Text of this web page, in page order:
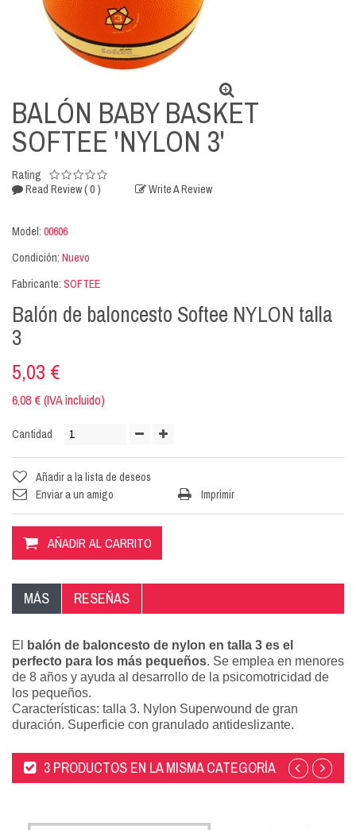
BALÓN BABY BASKET
SOFTEE 'NYLON 3'
Rating
Read Review( 0 ) Write A Review
Model: 00606
Condición: Nuevo
Fabricante: SOFTEE
Balón de baloncesto Softee NYLON talla
3
5,03 €
6,08 € (IVA incluido)
Cantidad
Añadir a la lista de deseos
Enviar a un amigo
Imprimir
AÑADIR AL CARRITO
MÁS RESEÑAS
El
balón de baloncesto de nylon en talla 3 es el
perfecto para los más pequeños. Se emplea en menores
de 8 años y ayuda al desarrollo de la psicomotricidad de
los pequeños.
Características: talla 3. Nylon Superwound de gran
duración. Superficie con granulado antideslizante.
3 PRODUCTOS EN LA MISMA CATEGORÍA